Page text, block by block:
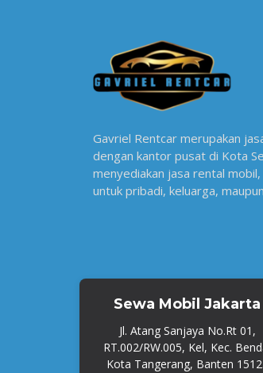
Gavriel Rentcar merupakan
dengan kantor pusat di Kota
menyediakan jasa rental
untuk pribadi, keluarga,
Sewa Mobil Jakarta
Jl. Atang Sanjaya No.Rt 01,
RT.002/RW.005, Kel, Kec.
Kota Tangerang, Banten